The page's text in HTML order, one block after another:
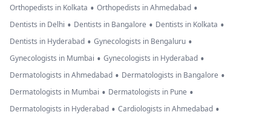
Orthopedists in Kolkata • Orthopedists in Ahmedabad •
Dentists in Delhi • Dentists in Bangalore • Dentists in Kolkata •
Dentists in Hyderabad • Gynecologists in Bengaluru •
Gynecologists in Mumbai • Gynecologists in Hyderabad •
Dermatologists in Ahmedabad • Dermatologists in Bangalore •
Dermatologists in Mumbai • Dermatologists in Pune •
Dermatologists in Hyderabad • Cardiologists in Ahmedabad •